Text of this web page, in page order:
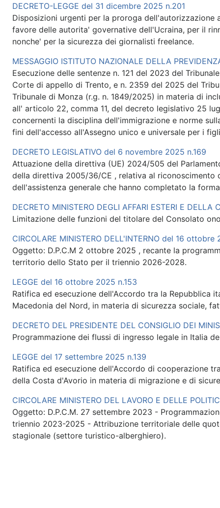
DECRETO-LEGGE del 31 dicembre 2025 n.201
Disposizioni urgenti per la proroga dell'autorizzazione
favore delle autorita' governative dell'Ucraina, per il
nonche' per la sicurezza dei giornalisti freelance.
MESSAGGIO ISTITUTO NAZIONALE DELLA
Esecuzione delle sentenze n. 121 del 2023 del
Corte di appello di Trento, e n. 2359 del 2025 del
Tribunale di Monza (r.g. n. 1849/2025) in materia di
all' articolo 22, comma 11, del decreto legislativo 25
concernenti la disciplina dell'immigrazione e norme
fini dell'accesso all'Assegno unico e universale per i
DECRETO LEGISLATIVO del 6 novembre 2025 n.169
Attuazione della direttiva (UE) 2024/505 del
della direttiva 2005/36/CE , relativa al
dell'assistenza generale che hanno completato la
DECRETO MINISTERO DEGLI AFFARI ESTERI E
Limitazione delle funzioni del titolare del Consolato
CIRCOLARE MINISTERO DELL'INTERNO del 16
Oggetto: D.P.C.M 2 ottobre 2025 , recante la
territorio dello Stato per il triennio 2026-2028.
LEGGE del 16 ottobre 2025 n.153
Ratifica ed esecuzione dell'Accordo tra la Repubblica
Macedonia del Nord, in materia di sicurezza sociale,
DECRETO DEL PRESIDENTE DEL CONSIGLIO DEI
Programmazione dei flussi di ingresso legale in Italia
LEGGE del 17 settembre 2025 n.139
Ratifica ed esecuzione dell'Accordo di cooperazione
della Costa d'Avorio in materia di migrazione e di
CIRCOLARE MINISTERO DEL LAVORO E DELLE
Oggetto: D.P.C.M. 27 settembre 2023 -
triennio 2023-2025 - Attribuzione territoriale delle
stagionale (settore turistico-alberghiero).